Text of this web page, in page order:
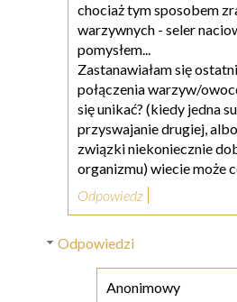
chociaż tym sposobem
warzywnych - seler
pomysłem...
Zastanawiałam się
połączenia warzyw/
się unikać? (kiedy jedna
przyswajanie drugiej,
związki niekoniecznie
organizmu) wiecie może
Odpowiedz
Odpowiedzi
Anonimowy